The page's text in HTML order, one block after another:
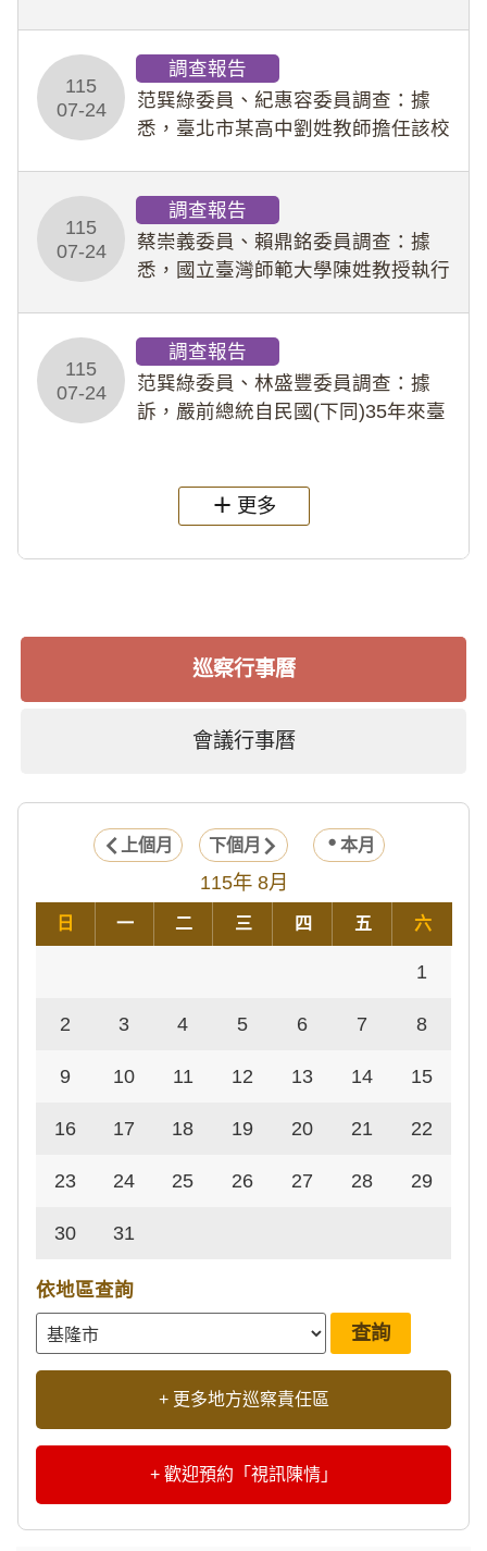
教羽球隊學生等行為，歷經該校校園
事件處理會議（下
115
07-24
調查報告
范巽綠委員、紀惠容委員調查：據
悉，臺北市某高中劉姓教師擔任該校
行拍攝特定樣態性影像並以手機傳送
劉師。該生因畏懼成
115
07-24
調查報告
蔡崇義委員、賴鼎銘委員調查：據
悉，國立臺灣師範大學陳姓教授執行
術倫理等情案調查報告。(115教調
31)
115
07-24
調查報告
范巽綠委員、林盛豐委員調查：據
訴，嚴前總統自民國(下同)35年來臺
過世後，總統府於89年間函請其家屬
繼續留住
更多
巡察行事曆
會議行事曆
上個月 下個月 本月
115年 8月
日 一 二 三 四 五 六
1
2 3 4 5 6 7 8
9 10 11 12 13 14 15
16 17 18 19 20 21 22
23 24 25 26 27 28 29
30 31
依地區查詢
+ 更多地方巡察責任區
+ 歡迎預約「視訊陳情」